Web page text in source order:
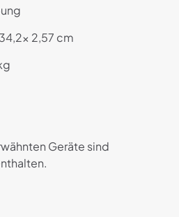
2,57 cm
Geräte sind